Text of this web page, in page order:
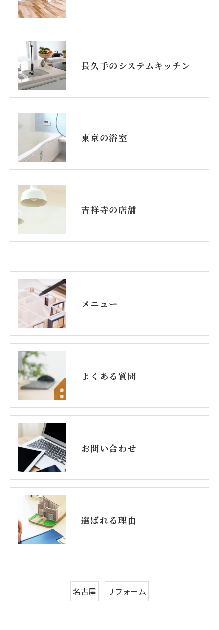
長久手のシステムキッチン
東京の浴室
吉祥寺の店舗
メニュー
よくある質問
お問い合わせ
選ばれる理由
名古屋 リフォーム